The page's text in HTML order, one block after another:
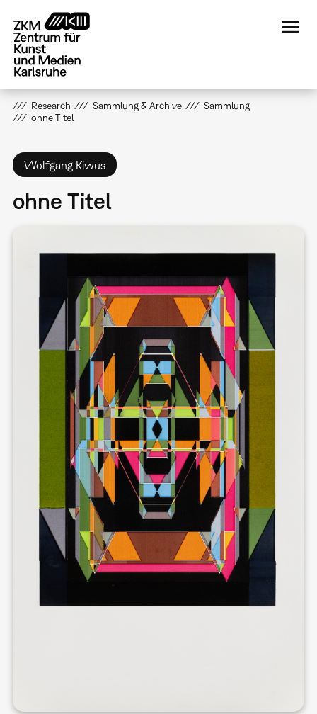
zum
Inhalt
Research Sammlung & Archive
Sammlung
ohne Titel
Wolfgang Kiwus
ohne Titel